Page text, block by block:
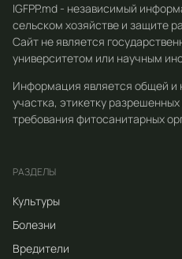
IGFPP.md - независимый
сельском хозяйстве и защите
Сайт не является
университетом или научным
Информация является общей и
участка, этикетку
требования фитосанитарных
РАЗДЕЛЫ
Культуры
Болезни
Вредители